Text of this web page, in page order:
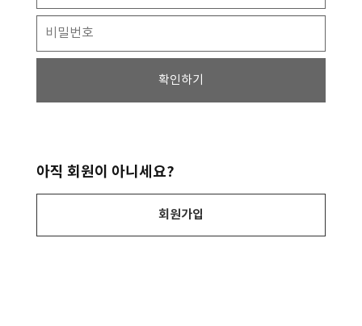
확인하기
아직 회원이 아니세요?
회원가입